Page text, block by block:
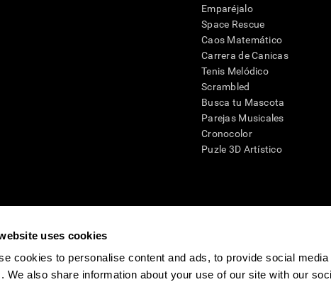
uses cookies
cookies to personalise content and ads, to provide social
We also share information about your use of our site with our
Emparéjalo
Space Rescue
Caos Matemático
Carrera de Canicas
Tenis Melódico
Scrambled
Busca tu Mascota
Parejas Musicales
Cronocolor
Puzle 3D Artístico
diseñadas para detectar alteraciones y deterioro cognitivo con el fin de ofrecer a un
son interpretados por un profesional de la salud cualificado), se pueden utilizar
neuropsicológico completo). CogniFit no ofrece directamente un diagnóstico médico
psicólogo cualificado teniendo en cuenta una amplia gama de posibles factores. De
FDA. El producto puede ser utilizado para estudios de investigación en cualquier campo